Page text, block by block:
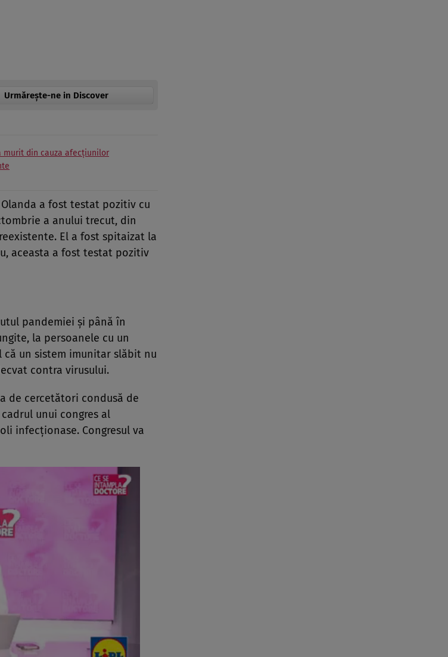
Urmărește-ne in Discover
murit din cauza afecțiunilor
a fost testat pozitiv cu
a anului trecut, din
El a fost spitaizat la
aceasta a fost testat pozitiv
pandemiei și până în
la persoanele cu un
un sistem imunitar slăbit nu
contra virusului.
de cercetători condusă de
unui congres al
infecționase. Congresul va